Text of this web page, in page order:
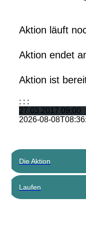
Aktion läuft
Aktion endet
Aktion ist
: : :
27.03.2017 09:00
2026-08-
Die Aktion
Laufen